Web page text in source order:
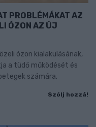
PROBLÉMÁKAT AZ
ÓZON AZ ÚJ
ózon kialakulásának,
a tüdő működését és
számára.
Szólj hozzá!